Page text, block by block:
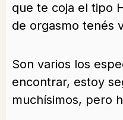
que te coja el tipo
de orgasmo tenés
Son varios los
encontrar, estoy
muchísimos, pero